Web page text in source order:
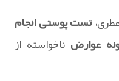
، تست پوستی انجام
عوارض ناخواسته از